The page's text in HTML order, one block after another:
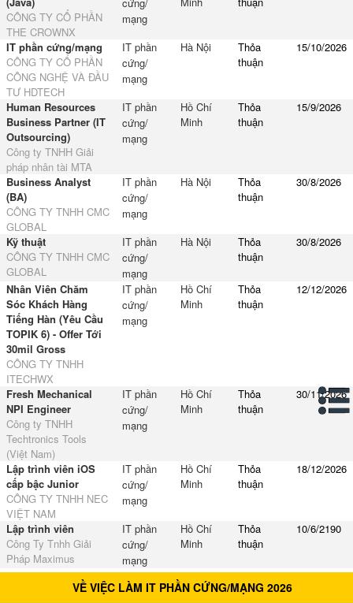
CÔNG TY CỔ PHẦN
THE CROWNX
mạng
IT phần cứng/mạng
CÔNG TY CỔ PHẦN
CÔNG NGHỆ VÀ ĐẦU
TƯ HDTECH
IT phần
cứng/
mạng
Hà Nội
Thỏa
thuận
15/10/2026
Human Resources
Business Partner (IT
Outsourcing)
Công ty TNHH Giải
pháp nhân tài MTA
IT phần
cứng/
mạng
Hồ Chí
Minh
Thỏa
thuận
15/9/2026
Business Analyst
(BA)
CÔNG TY TNHH CMC
GLOBAL
IT phần
cứng/
mạng
Hà Nội
Thỏa
thuận
30/8/2026
Kỹ thuật
CÔNG TY TNHH CMC
GLOBAL
IT phần
cứng/
mạng
Hà Nội
Thỏa
thuận
30/8/2026
Nhân Viên Chăm
Sóc Khách Hàng
Tiếng Hàn (Yêu Cầu
TOPIK 6) - Offer Tới
30mil Gross
CÔNG TY TNHH
ITECHWX
IT phần
cứng/
mạng
Hồ Chí
Minh
Thỏa
thuận
12/12/2026
Fresh Mechanical
NPI Engineer
Công ty TNHH
Techtronics Tools
(Việt Nam)
IT phần
cứng/
mạng
Hồ Chí
Minh
Thỏa
thuận
30/11/2026
Lập trình viên iOS
cấp bậc Junior
CÔNG TY TNHH NEC
VIỆT NAM
IT phần
cứng/
mạng
Hồ Chí
Minh
Thỏa
thuận
18/12/2026
Lập trình viên
Công Ty Tnhh Giải
Pháp Maximus
IT phần
cứng/
mạng
Hồ Chí
Minh
Thỏa
thuận
10/6/2190
VỀ VIỆC LÀM IT PHẦN CỨNG/MẠNG 2026